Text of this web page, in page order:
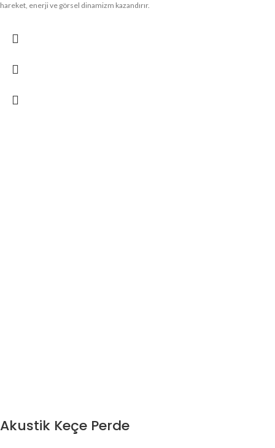
hareket, enerji ve görsel dinamizm kazandırır.
Akustik Keçe Perde